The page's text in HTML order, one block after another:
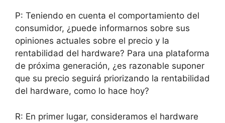
P: Teniendo en cuenta el comportamiento del
consumidor, ¿puede informarnos sobre sus
opiniones actuales sobre el precio y la
rentabilidad del hardware? Para una plataforma
de próxima generación, ¿es razonable suponer
que su precio seguirá priorizando la rentabilidad
del hardware, como lo hace hoy?
R: En primer lugar, consideramos el hardware